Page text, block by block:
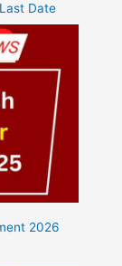
Date
2026